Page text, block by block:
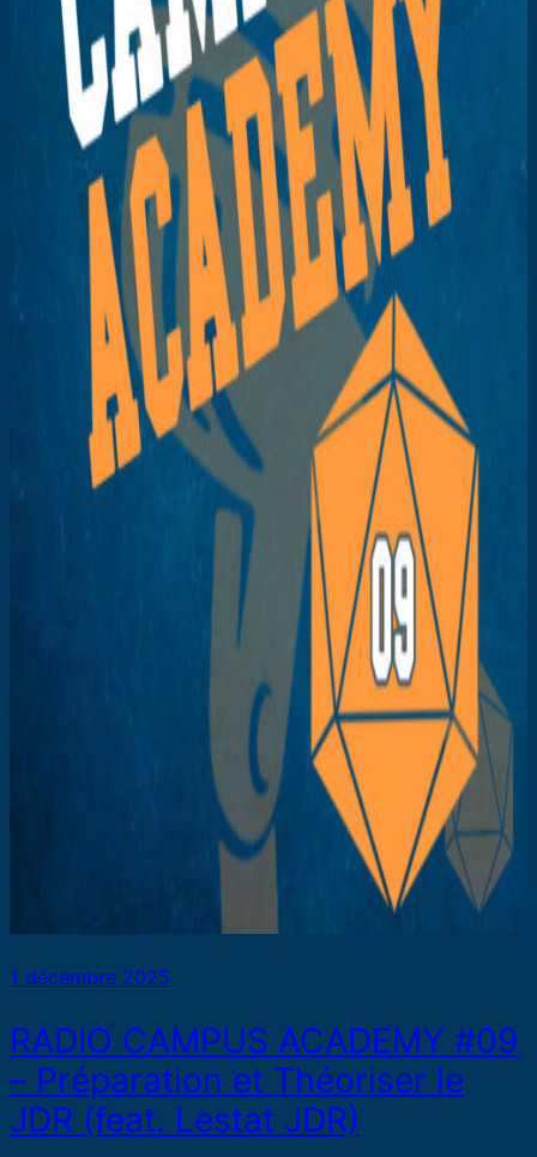
1 décembre 2025
RADIO CAMPUS ACADEMY #09
– Préparation et Théoriser le
JDR (feat. Lestat JDR)